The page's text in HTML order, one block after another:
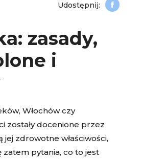
zasady,
i
Włochów czy
zostały docenione przez
zdrowotne właściwości,
pytania, co to jest